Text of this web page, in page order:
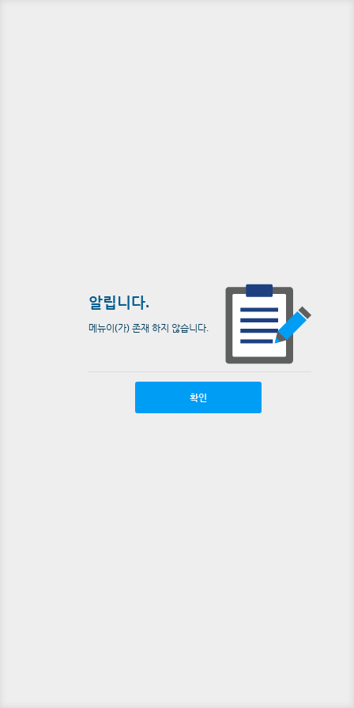
알립니다.
메뉴이(가) 존재 하지 않습니다.